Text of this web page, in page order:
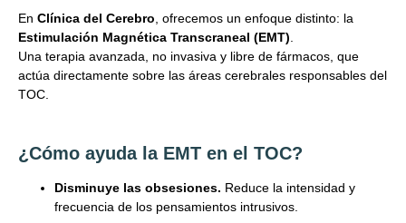
En Clínica del Cerebro , ofrecemos un enfoque distinto: la
Estimulación Magnética Transcraneal (EMT)
Una terapia avanzada, no invasiva y libre de fármacos, que
actúa directamente sobre las áreas cerebrales responsables del
TOC.
¿Cómo ayuda la EMT en el TOC?
Disminuye las obsesiones. Reduce la intensidad y
frecuencia de los pensamientos intrusivos.